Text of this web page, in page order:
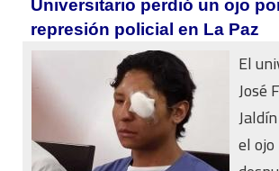
Universitario perdió un ojo
represión policial en La Paz
El
José
el